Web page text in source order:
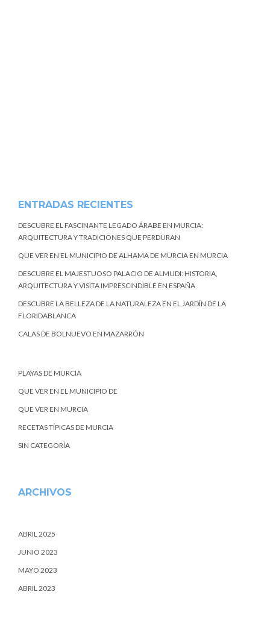
ENTRADAS RECIENTES
DESCUBRE EL FASCINANTE LEGADO ÁRABE EN MURCIA:
ARQUITECTURA Y TRADICIONES QUE PERDURAN
QUE VER EN EL MUNICIPIO DE ALHAMA DE MURCIA EN MURCIA
DESCUBRE EL MAJESTUOSO PALACIO DE ALMUDI: HISTORIA,
ARQUITECTURA Y VISITA IMPRESCINDIBLE EN ESPAÑA
DESCUBRE LA BELLEZA DE LA NATURALEZA EN EL JARDÍN DE LA
FLORIDABLANCA
CALAS DE BOLNUEVO EN MAZARRÓN
PLAYAS DE MURCIA
QUE VER EN EL MUNICIPIO DE
QUE VER EN MURCIA
RECETAS TÍPICAS DE MURCIA
SIN CATEGORÍA
ARCHIVOS
ABRIL 2025
JUNIO 2023
MAYO 2023
ABRIL 2023